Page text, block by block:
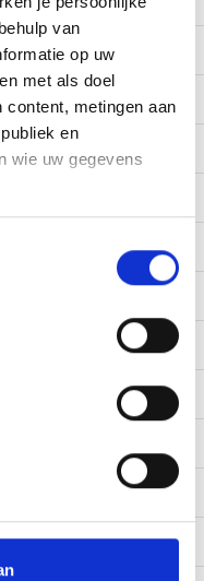
van
op uw
met als doel
metingen aan
en
wie uw gegevens
geografische locatie,
het actief te scannen
detailgedeelte in.
media te bieden
Ook delen we